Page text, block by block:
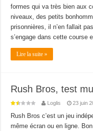
formes qui va très bien aux
niveaux, des petits
prisonnières, il n’en fallait
s’engage dans cette course
Lire la suite »
Rush Bros, test
Loglis 23 juin
Rush Bros c’est un jeu
même écran ou en ligne.